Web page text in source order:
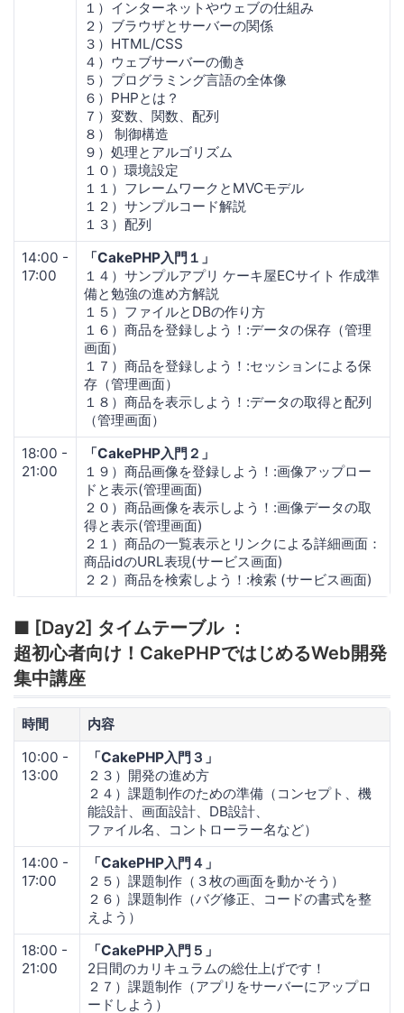
１）インターネットやウェブの仕組み
２）ブラウザとサーバーの関係
３）HTML/CSS
４）ウェブサーバーの働き
５）プログラミング言語の全体像
６）PHPとは？
７）変数、関数、配列
８） 制御構造
９）処理とアルゴリズム
１０）環境設定
１１）フレームワークとMVCモデル
１２）サンプルコード解説
１３）配列
14:00 -
17:00
「CakePHP入門１」
１４）サンプルアプリ ケーキ屋ECサイト 作成準
備と勉強の進め方解説
１５）ファイルとDBの作り方
１６）商品を登録しよう！:データの保存（管理
画面）
１７）商品を登録しよう！:セッションによる保
存（管理画面）
１８）商品を表示しよう！:データの取得と配列
（管理画面）
18:00 -
21:00
「CakePHP入門２」
１９）商品画像を登録しよう！:画像アップロー
ドと表示(管理画面)
２０）商品画像を表示しよう！:画像データの取
得と表示(管理画面)
２１）商品の一覧表示とリンクによる詳細画面：
商品idのURL表現(サービス画面)
２２）商品を検索しよう！:検索 (サービス画面)
■ [Day2] タイムテーブル ：
超初心者向け！CakePHPではじめるWeb開発
集中講座
時間
内容
10:00 -
13:00
「CakePHP入門３」
２３）開発の進め方
２４）課題制作のための準備（コンセプト、機
能設計、画面設計、DB設計、
ファイル名、コントローラー名など）
14:00 -
17:00
「CakePHP入門４」
２５）課題制作（３枚の画面を動かそう）
２６）課題制作（バグ修正、コードの書式を整
えよう）
18:00 -
21:00
「CakePHP入門５」
2日間のカリキュラムの総仕上げです！
２７）課題制作（アプリをサーバーにアップロ
ードしよう）